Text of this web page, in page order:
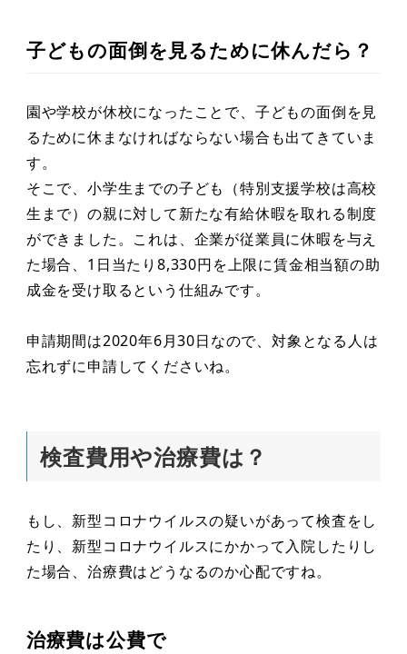
子どもの面倒を見るために休んだら？
園や学校が休校になったことで、子どもの面倒を見
るために休まなければならない場合も出てきていま
す。
そこで、小学生までの子ども（特別支援学校は高校
生まで）の親に対して新たな有給休暇を取れる制度
ができました。これは、企業が従業員に休暇を与え
た場合、1日当たり8,330円を上限に賃金相当額の助
成金を受け取るという仕組みです。
申請期間は2020年6月30日なので、対象となる人は
忘れずに申請してくださいね。
検査費用や治療費は？
もし、新型コロナウイルスの疑いがあって検査をし
たり、新型コロナウイルスにかかって入院したりし
た場合、治療費はどうなるのか心配ですね。
治療費は公費で